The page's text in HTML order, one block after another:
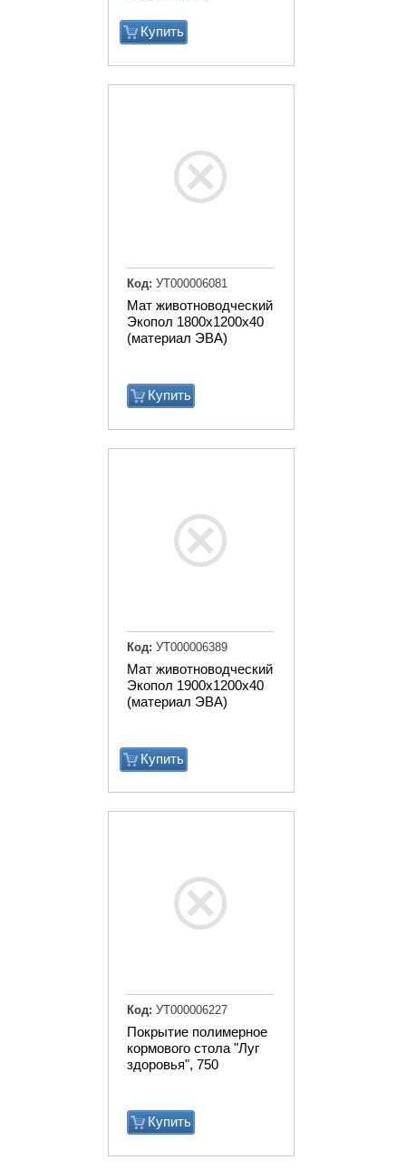
Купить
Мат животноводческий
Экопол 1800х1200х40
(материал ЭВА)
Купить
Код: УТ000006081
Мат животноводческий
Экопол 1900х1200х40
(материал ЭВА)
Купить
Код: УТ000006389
Покрытие полимерное
кормового стола "Луг
здоровья", 750
Купить
Код: УТ000006227